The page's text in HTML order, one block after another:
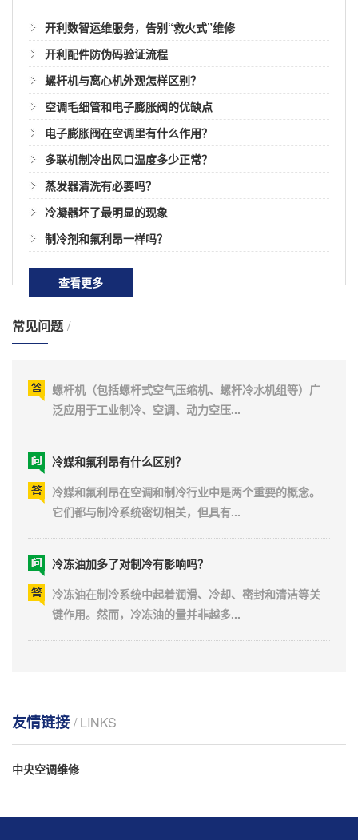
开利数智运维服务，告别“救火式”维修
开利配件防伪码验证流程
螺杆机与离心机外观怎样区别？
空调毛细管和电子膨胀阀的优缺点
电子膨胀阀在空调里有什么作用？
多联机制冷出风口温度多少正常？
蒸发器清洗有必要吗？
冷凝器坏了最明显的现象
制冷剂和氟利昂一样吗？
查看更多
常见问题 /
开利螺杆机组维修技术与故障分析
一、冷水流量低报警 1.冷水靶式流量开关未闭合，检查
和调整流量开关 2.冷水泵...
泛应用于工业制冷、空调、动力空压...
它们都与制冷系统密切相关，但具有...
键作用。然而，冷冻油的量并非越多...
友情链接 / LINKS
中央空调维修